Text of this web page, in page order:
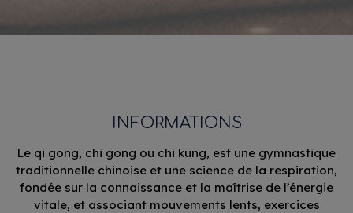
INFORMATIONS
Le qi gong, chi gong ou chi kung, est une gymnastique
traditionnelle chinoise et une science de la respiration,
fondée sur la connaissance et la maîtrise de l’énergie
vitale, et associant mouvements lents, exercices